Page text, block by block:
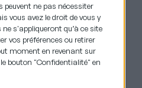
peuvent ne pas nécessiter
vous avez le droit de vous y
s'appliqueront qu’à ce site
vos préférences ou retirer
moment en revenant sur
bouton "Confidentialité" en
: les préjugés sont
de discriminations
origine, état de santé…).
comme étant d’origine
fois plus de
autres seniors. Et les